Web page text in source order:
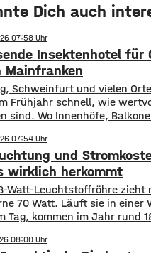
Dich auch
07:58
Insektenhotel für
Mainfranken
Schweinfurt und vielen
Frühjahr schnell, wie
sind. Wo Innenhöfe,
unter Druck:
Beete und weniger
Nistplätze und
in Mainfranken ist keine
07:54
und
wirklich herkommt
Watt-Leuchtstoffröhre zieht
70 Watt. Läuft sie in einer
Tag, kommen im Jahr rund
das über 7.000
08:00